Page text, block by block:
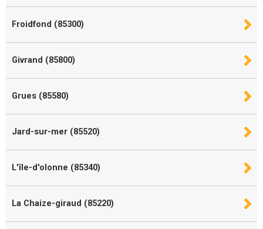
Froidfond (85300)
Givrand (85800)
Grues (85580)
Jard-sur-mer (85520)
L'île-d'olonne (85340)
La Chaize-giraud (85220)